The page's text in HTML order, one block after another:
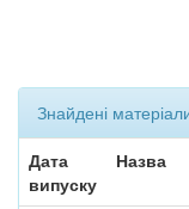
Знайдені
Дата
випуску
Назва